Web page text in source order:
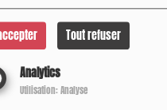
Tout refuser
Analytics
Utilisation: Analyse